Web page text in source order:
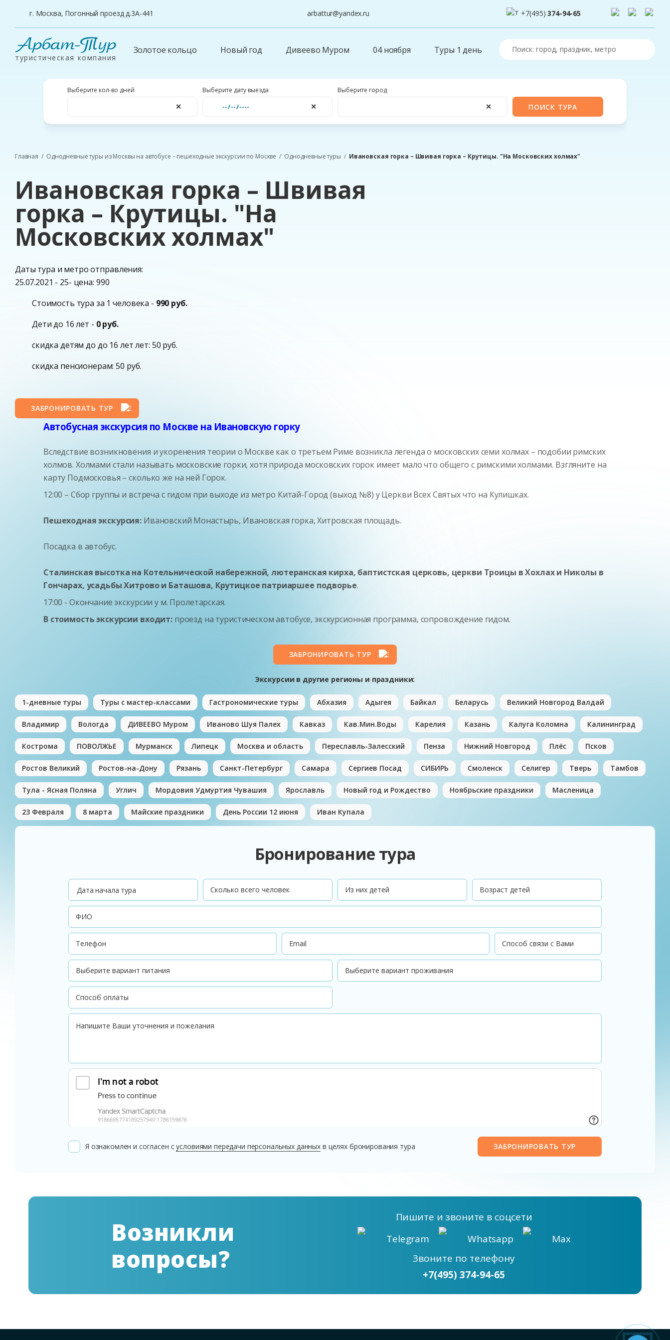
г. Москва, Погонный проезд д.3А-441 +7(495)374-94-65
arbattur@yandex.ru
Арбат-Тур
туристическая компания
Золотое кольцо Новый год Дивеево Муром 04 ноября Туры 1 день
Выберите кол-во дней
✕
Выберите дату выезда
✕
Выберите город
✕ ПОИСК ТУРА
Главная Однодневные туры из Москвы на автобусе – пешеходные экскурсии по Москве Однодневные туры Ивановская горка – Швивая горка – Крутицы. "На Московских холмах"
Ивановская горка – Швивая
горка – Крутицы. "На
Московских холмах"
Даты тура и метро отправления:
25.07.2021 - 25- цена: 990
Стоимость тура за 1 человека - 990 руб.
Дети до 16 лет - 0 руб.
скидка детям до до 16 лет лет: 50 руб.
скидка пенсионерам: 50 руб.
ЗАБРОНИРОВАТЬ ТУР
Автобусная экскурсия по Москве на Ивановскую горку
Вследствие возникновения и укоренения теории о Москве как о третьем Риме возникла легенда о московских семи холмах – подобии римских
холмов. Холмами стали называть московские горки, хотя природа московских горок имеет мало что общего с римскими холмами. Взгляните на
карту Подмосковья – сколько же на ней Горок.
12:00 – Сбор группы и встреча с гидом при выходе из метро Китай-Город (выход №8) у Церкви Всех Святых что на Кулишках.
Пешеходная экскурсия: Ивановский Монастырь, Ивановская горка, Хитровская площадь.
Посадка в автобус.
Сталинская высотка на Котельнической набережной, лютеранская кирха, баптистская церковь, церкви Троицы в Хохлах и Николы в
Гончарах, усадьбы Хитрово и Баташова, Крутицкое патриаршее подворье.
17:00 - Окончание экскурсии у м. Пролетарская.
В стоимость экскурсии входит:проезд на туристическом автобусе, экскурсионная программа, сопровождение гидом.
ЗАБРОНИРОВАТЬ ТУР
Экскурсии в другие регионы и праздники:
1-дневные туры Туры с мастер-классами Гастрономические туры Абхазия Адыгея Байкал Беларусь Великий Новгород Валдай
Владимир Вологда ДИВЕЕВО Муром Иваново Шуя Палех Кавказ Кав.Мин.Воды Карелия Казань Калуга Коломна Калининград
Кострома ПОВОЛЖЬЕ Мурманск Липецк Москва и область Переславль-Залесский Пенза Нижний Новгород Плёс Псков
Ростов Великий Ростов-на-Дону Рязань Санкт-Петербург Самара Сергиев Посад СИБИРЬ Смоленск Селигер Тверь Тамбов
Тула - Ясная Поляна Углич Мордовия Удмуртия Чувашия Ярославль Новый год и Рождество Ноябрьские праздники Масленица
23 Февраля 8 марта Майские праздники День России 12 июня Иван Купала
Бронирование тура
Дата начала тура
Я ознакомлен и согласен сусловиями передачи персональных данных в целях бронирования тура ЗАБРОНИРОВАТЬ ТУР
Возникли
вопросы?
Пишите и звоните в соцсети
Telegram
Whatsapp
Max
Звоните по телефону
+7(495) 374-94-65